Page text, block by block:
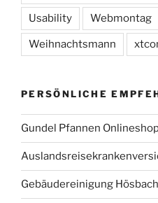
Usability Webmontag
Weihnachtsmann
PERSÖNLICHE
Gundel Pfannen
Gebäudereinigung Hösbach